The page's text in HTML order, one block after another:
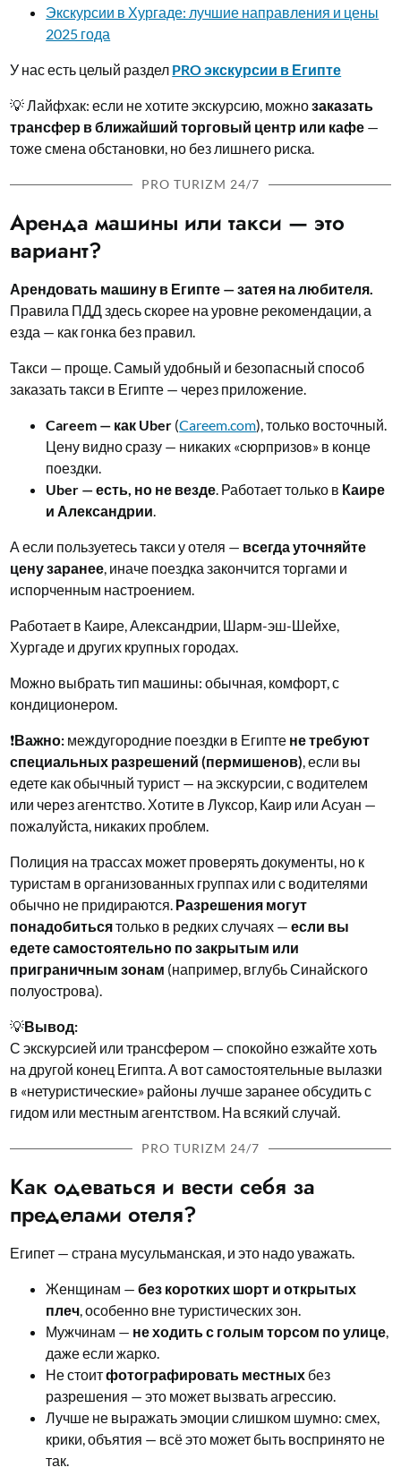
Экскурсии в Хургаде: лучшие направления и цены
2025 года
У нас есть целый раздел PRO экскурсии​ в Египте
💡 Лайфхак: если не хотите экскурсию, можнозаказать
трансфер в ближайший торговый центр или кафе —
тоже смена обстановки, но без лишнего риска.
PRO TURIZM 24/7
Аренда машины или такси — это
вариант?
Арендовать машину в Египте — затея на любителя.
Правила ПДД здесь скорее на уровне рекомендации, а
езда — как гонка без правил.
Такси — проще. Самый удобный и безопасный способ
заказать такси в Египте — через приложение.
Careem — как Uber (Careem.com), только восточный.
Цену видно сразу — никаких «сюрпризов» в конце
поездки.
Uber — есть, но не везде. Работает только в Каире
и Александрии.
А если пользуетесь такси у отеля — всегда уточняйте
цену заранее, иначе поездка закончится торгами и
испорченным настроением.
Работает в Каире, Александрии, Шарм-эш-Шейхе,
Хургаде и других крупных городах.
Можно выбрать тип машины: обычная, комфорт, с
кондиционером.
❗Важно: междугородние поездки в Египте не требуют
специальных разрешений (пермишенов), если вы
едете как обычный турист — на экскурсии, с водителем
или через агентство. Хотите в Луксор, Каир или Асуан —
пожалуйста, никаких проблем.
Полиция на трассах может проверять документы, но к
туристам в организованных группах или с водителями
обычно не придираются. Разрешения могут
понадобитьсятолько в редких случаях —если вы
едете самостоятельно по закрытым или
приграничным зонам (например, вглубь Синайского
полуострова).
💡Вывод:
С экскурсией или трансфером — спокойно езжайте хоть
на другой конец Египта. А вот самостоятельные вылазки
в «нетуристические» районы лучше заранее обсудить с
гидом или местным агентством. На всякий случай.
PRO TURIZM 24/7
Как одеваться и вести себя за
пределами отеля?
Египет — страна мусульманская, и это надо уважать.
Женщинам —без коротких шорт и открытых
плеч, особенно вне туристических зон.
Мужчинам — не ходить с голым торсом по улице,
даже если жарко.
Не стоитфотографировать местных без
разрешения — это может вызвать агрессию.
Лучше не выражать эмоции слишком шумно: смех,
крики, объятия — всё это может быть воспринято не
так.